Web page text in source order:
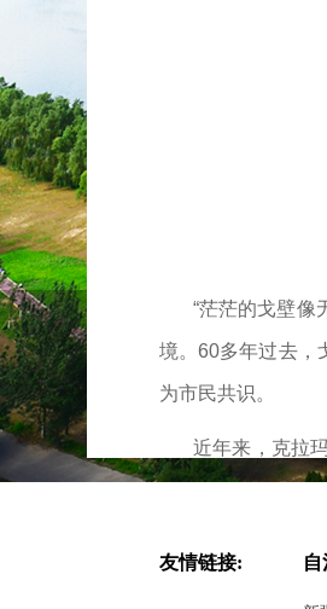
“茫茫的戈壁像
境。60多年过去，
为市民共识。
近年来，克拉
友情链接: